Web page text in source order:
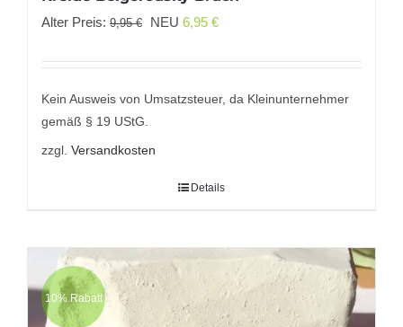
Alter Preis: 9,95€
Ursprünglicher
9,95 €
NEU 6,95 €Aktueller
6,95 €.
Kein Ausweis von Umsatzsteuer, da Kleinunternehmer
gemäß § 19 UStG.
zzgl. Versandkosten
Details
10% Rabatt